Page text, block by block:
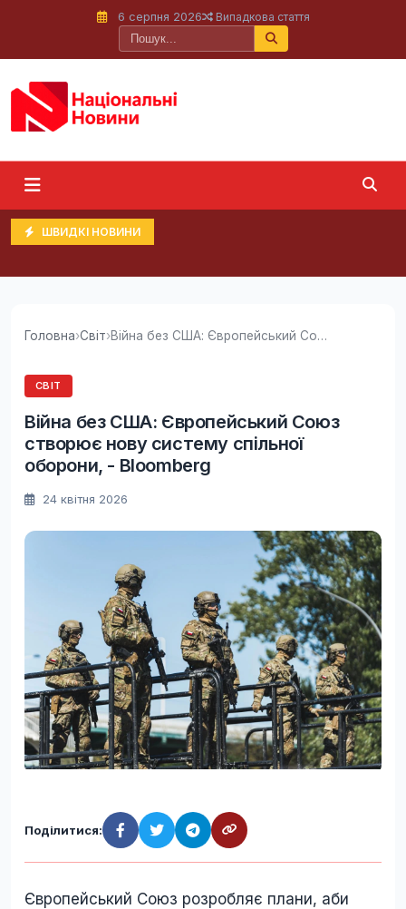
6 серпня 2026 Випадкова стаття
ШВИДКІ НОВИНИ
Головна›Світ› Війна без США: Європейський Союз створює нову...
СВІТ
Війна без США: Європейський Союз
створює нову систему спільної
оборони, - Bloomberg
24 квітня 2026
Поділитися:
Європейський Союз розробляє плани, аби